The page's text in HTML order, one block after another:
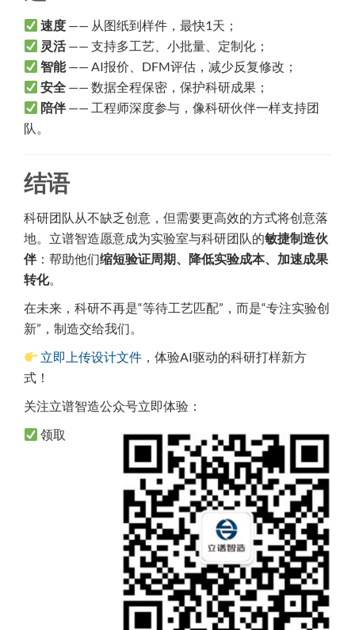
速度 —— 从图纸到样件，最快1天；
灵活—— 支持多工艺、小批量、定制化；
智能—— AI报价、DFM评估，减少反复修改；
安全 —— 数据全程保密，保护科研成果；
陪伴 —— 工程师深度参与，像科研伙伴一样支持团
队。
结语
科研团队从不缺乏创意，但需要更高效的方式将创意落
地。立谱智造愿意成为实验室与科研团队的敏捷制造伙
伴 ：帮助他们缩短验证周期、降低实验成本、加速成果
转化。
在未来，科研不再是“等待工艺匹配”，而是“专注实验创
新”，制造交给我们。
立即上传设计文件 ，体验AI驱动的科研打样新方
式！
关注立谱智造公众号立即体验：
领取